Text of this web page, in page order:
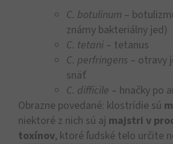
C. botulinum –
známy bakteriálny jed)
C. tetani – tetanus
C. perfringens – otravy
snäť
C. difficile – hnačky po
Obrazne povedané: klostrídie sú
niektoré z nich sú aj majstri v
toxínov, ktoré ľudské telo určite